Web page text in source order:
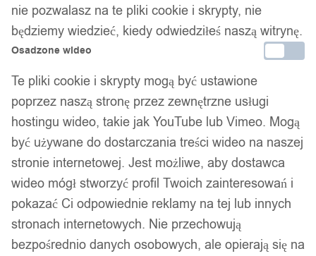
nie pozwalasz na te pliki cookie i skrypty, nie
będziemy wiedzieć, kiedy odwiedziłeś naszą witrynę.
Osadzone wideo
Te pliki cookie i skrypty mogą być ustawione
poprzez naszą stronę przez zewnętrzne usługi
hostingu wideo, takie jak YouTube lub Vimeo. Mogą
być używane do dostarczania treści wideo na naszej
stronie internetowej. Jest możliwe, aby dostawca
wideo mógł stworzyć profil Twoich zainteresowań i
pokazać Ci odpowiednie reklamy na tej lub innych
stronach internetowych. Nie przechowują
bezpośrednio danych osobowych, ale opierają się na